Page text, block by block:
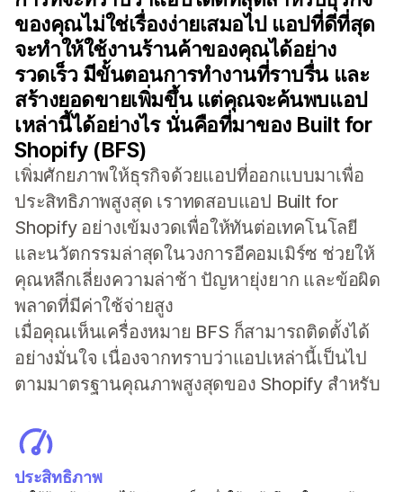
ของคุณไม่ใช่เรื่องง่ายเสมอไป แอปที่ดีที่สุด
จะทำให้ใช้งานร้านค้าของคุณได้อย่าง
รวดเร็ว มีขั้นตอนการทำงานที่ราบรื่น และ
สร้างยอดขายเพิ่มขึ้น แต่คุณจะค้นพบแอป
เหล่านี้ได้อย่างไร นั่นคือที่มาของ Built for
Shopify (BFS)
เพิ่มศักยภาพให้ธุรกิจด้วยแอปที่ออกแบบมาเพื่อ
ประสิทธิภาพสูงสุด เราทดสอบแอป Built for
Shopify อย่างเข้มงวดเพื่อให้ทันต่อเทคโนโลยี
และนวัตกรรมล่าสุดในวงการอีคอมเมิร์ซ ช่วยให้
คุณหลีกเลี่ยงความล่าช้า ปัญหายุ่งยาก และข้อผิด
พลาดที่มีค่าใช้จ่ายสูง
เมื่อคุณเห็นเครื่องหมาย BFS ก็สามารถติดตั้งได้
อย่างมั่นใจ เนื่องจากทราบว่าแอปเหล่านี้เป็นไป
ตามมาตรฐานคุณภาพสูงสุดของ Shopify สำหรับ
ประสิทธิภาพ